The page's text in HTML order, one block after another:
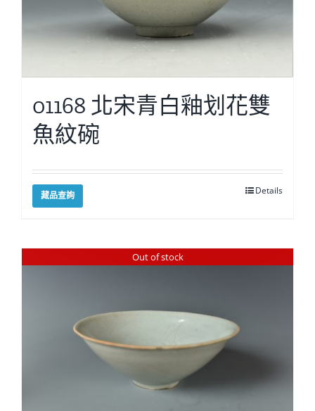
01168 北宋青白釉划花雙
魚紋碗
藏品查詢 Details
Out of stock